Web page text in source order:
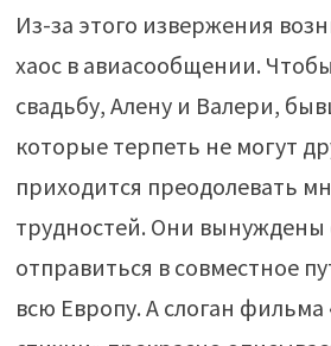
Из-за этого извержения
хаос в авиасообщении.
свадьбу, Алену и Валери,
которые терпеть не могут
приходится преодолевать
трудностей. Они вынуждены
отправиться в совместное
всю Европу. А слоган